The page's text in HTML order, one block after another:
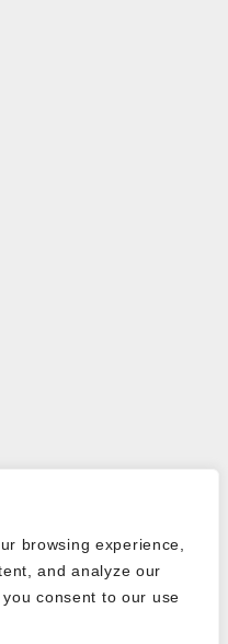
browsing experience,
and analyze our
consent to our use